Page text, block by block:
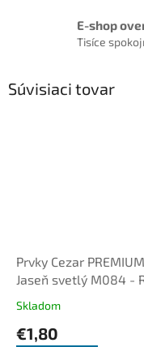
E-shop
Tisíce
Súvisiaci tovar
Prvky Cezar PREMIUM
Jaseň svetlý M084 -
Skladom
€1,80